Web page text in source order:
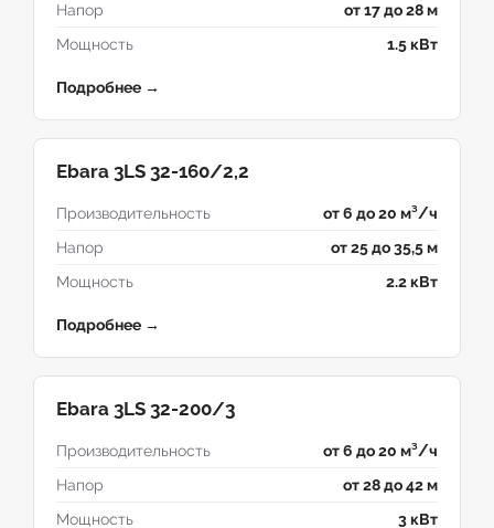
Напор
от 17 до 28 м
Мощность
1.5 кВт
Подробнее →
Ebara 3LS 32-160/2,2
Производительность
от 6 до 20 м³/ч
Напор
от 25 до 35,5 м
Мощность
2.2 кВт
Подробнее →
Ebara 3LS 32-200/3
Производительность
от 6 до 20 м³/ч
Напор
от 28 до 42 м
Мощность
3 кВт